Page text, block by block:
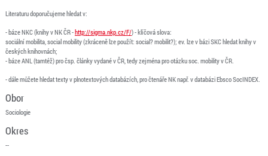
Literaturu doporučujeme hledat v:
- báze NKC (knihy v NK ČR -http://sigma.nkp.cz/F/) - klíčová slova:
sociální mobilita, social mobility (zkráceně lze použít: social? mobilit?); ev. lze v bázi SKC hledat knihy v
českých knihovnách;
- báze ANL (tamtéž) pro čsp. články vydané v ČR, tedy zejména pro otázku soc. mobility v ČR.
- dále můžete hledat texty v plnotextových databázích, pro čtenáře NK např. v databázi Ebsco SocINDEX.
Obor
Sociologie
Okres
--